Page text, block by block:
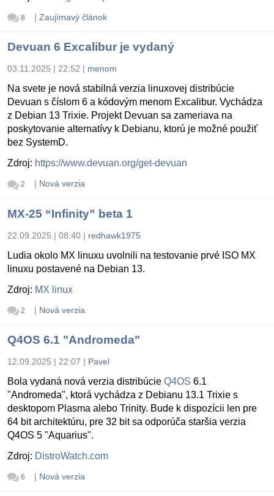
8 | Zaujímavý článok
Devuan 6 Excalibur je vydaný
03.11.2025 | 22:52 | menom
Na svete je nová stabilná verzia linuxovej distribúcie
Devuan s číslom 6 a kódovým menom Excalibur. Vychádza
z Debian 13 Trixie. Projekt Devuan sa zameriava na
poskytovanie alternatívy k Debianu, ktorú je možné použiť
bez SystemD.
Zdroj: https://www.devuan.org/get-devuan
2 | Nová verzia
MX-25 “Infinity” beta 1
22.09.2025 | 08:40 | redhawk1975
Ludia okolo MX linuxu uvolnili na testovanie prvé ISO MX
linuxu postavené na Debian 13.
Zdroj: MX linux
2 | Nová verzia
Q4OS 6.1 "Andromeda"
12.09.2025 | 22:07 | Pavel
Bola vydaná nová verzia distribúcie Q4OS 6.1
"Andromeda", ktorá vychádza z Debianu 13.1 Trixie s
desktopom Plasma alebo Trinity. Bude k dispozícii len pre
64 bit architektúru, pre 32 bit sa odporúča staršia verzia
Q4OS 5 "Aquarius".
Zdroj: DistroWatch.com
6 | Nová verzia